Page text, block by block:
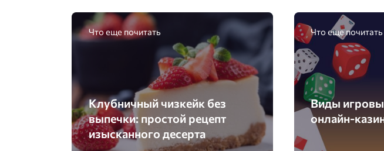
Что еще почитать
Клубничный чизкейк без
выпечки: простой рецепт
изысканного десерта
Что еще почитать
Виды
онлайн-